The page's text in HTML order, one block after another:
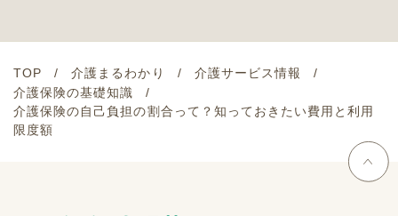
TOP 介護まるわかり
介護サービス情報
介護保険の基礎知識
介護保険の自己負担の割合って？知っておきたい費用と利用
限度額